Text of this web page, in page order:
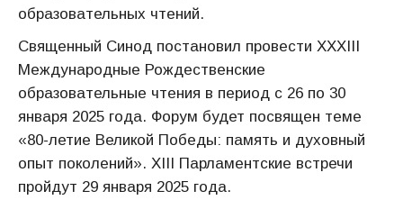
образовательных чтений.
Священный Синод постановил провести XXXIII
Международные Рождественские
образовательные чтения в период с 26 по 30
января 2025 года. Форум будет посвящен теме
«80-летие Великой Победы: память и духовный
опыт поколений». XIII Парламентские встречи
пройдут 29 января 2025 года.